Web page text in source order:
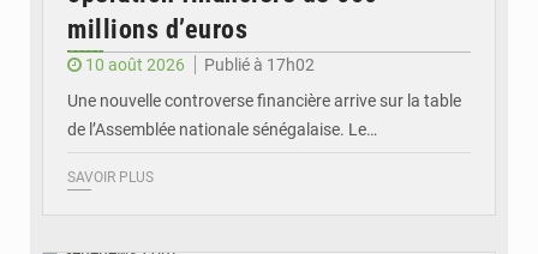
millions d’euros
10 août 2026
Publié à 17h02
Une nouvelle controverse financière arrive sur la table
de l’Assemblée nationale sénégalaise. Le…
SAVOIR PLUS